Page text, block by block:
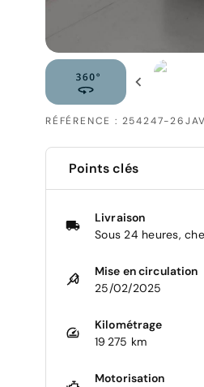
RÉFÉRENCE : 254247-
Points clés
Livraison
Sous 24 heures,
Mise en circulation
25/02/2025
Kilométrage
19 275 km
Motorisation